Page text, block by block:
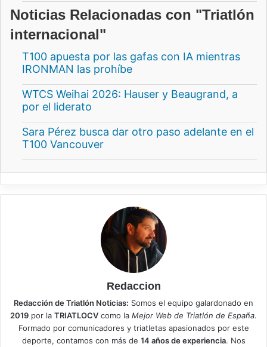
Noticias Relacionadas con "Triatlón
internacional"
T100 apuesta por las gafas con IA mientras
IRONMAN las prohíbe
WTCS Weihai 2026: Hauser y Beaugrand, a
por el liderato
Sara Pérez busca dar otro paso adelante en el
T100 Vancouver
Redaccion
Redacción de Triatlón Noticias: Somos el equipo galardonado en
2019 por la TRIATLOCV como la Mejor Web de Triatlón de España.
Formado por comunicadores y triatletas apasionados por este
deporte, contamos con más de 14 años de experiencia. Nos